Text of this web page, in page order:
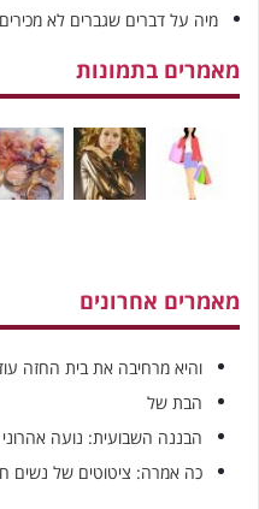
מאמרים אחרונים
והיא מרחיבה את בית החזה
הבת של
הבננה השבועית: נועה אהרוני
כה אמרה: ציטוטים של נשים
מיה על דברים שגברים לא מכירים
מאמרים בתמונות